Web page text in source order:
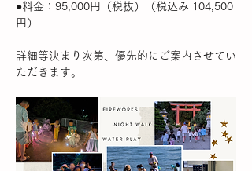
●料金：95,000円（税抜）（税込み 104,500
円）
詳細等決まり次第、優先的にご案内させてい
ただきます。